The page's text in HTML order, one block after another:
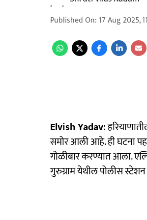
Published On: 17 Aug 2025,
Elvish Yadav:
समोर आली आहे. ही घटना
गोळीबार करण्यात आला.
गुरुग्राम येथील पोलीस